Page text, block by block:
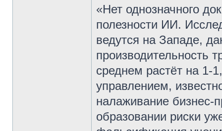
«Нет однозначного
полезности ИИ.
ведутся на Западе,
среднем растёт на 1-
управлением,
налаживание бизнес-
образовании риски